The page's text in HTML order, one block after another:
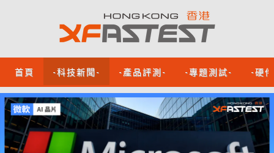
首頁 -科技新聞- -產品評測- -專題測試- -硬